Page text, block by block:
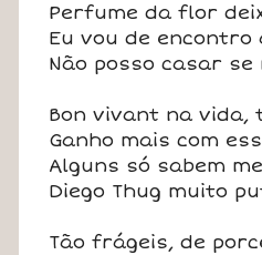
Perfume da flor
Eu vou de
Não posso casar
Bon vivant na vida,
Ganho mais com
Alguns só sabem
Diego Thug muito
Tão frágeis, de